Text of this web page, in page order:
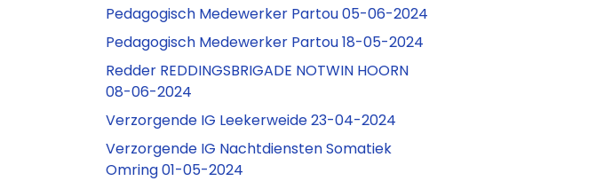
Pedagogisch Medewerker Partou 05-06-2024
Pedagogisch Medewerker Partou 18-05-2024
Redder REDDINGSBRIGADE NOTWIN HOORN
08-06-2024
Verzorgende IG Leekerweide 23-04-2024
Verzorgende IG Nachtdiensten Somatiek
Omring 01-05-2024